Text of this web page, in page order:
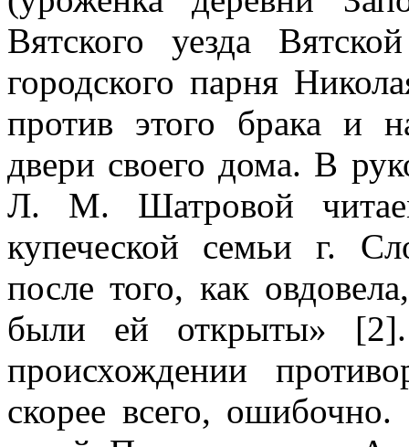
Вятского уезда
городского парня
против этого брака и
двери своего дома. В
Л. М. Шатровой
купеческой семьи г.
после того, как
были ей открыты» [2].
происхождении
скорее всего,